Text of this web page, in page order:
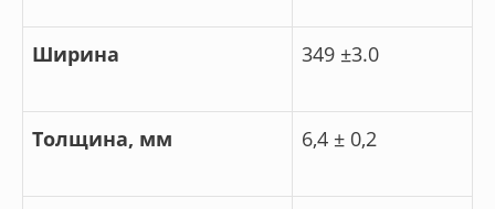
Ширина 349 ±3.0
Толщина, мм 6,4 ± 0,2